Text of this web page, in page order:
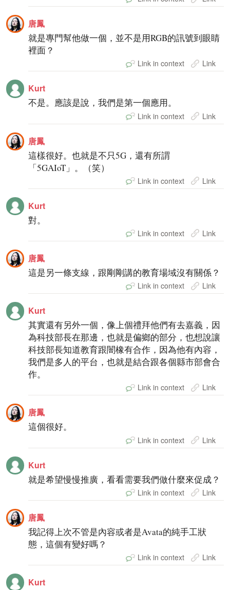
唐鳳
就是專門幫他做一個，並不是用RGB的訊號到眼睛
裡面？
Link in context Link
Kurt
不是。應該是說，我們是第一個應用。
Link in context Link
唐鳳
這樣很好。也就是不只5G，還有所謂
「5GAIoT」。（笑）
Link in context Link
Kurt
對。
Link in context Link
唐鳳
這是另一條支線，跟剛剛講的教育場域沒有關係？
Link in context Link
Kurt
其實還有另外一個，像上個禮拜他們有去嘉義，因
為科技部長在那邊，也就是偏鄉的部分，也想說讓
科技部長知道教育跟闇橡有合作，因為他有內容，
我們是多人的平台，也就是結合跟各個縣市部會合
作。
Link in context Link
唐鳳
這個很好。
Link in context Link
Kurt
就是希望慢慢推廣，看看需要我們做什麼來促成？
Link in context Link
唐鳳
我記得上次不管是內容或者是Avata的純手工狀
態，這個有變好嗎？
Link in context Link
Kurt